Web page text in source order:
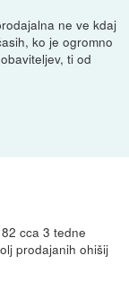
ne ve kdaj
ko je ogromno
ti od
cca 3 tedne
prodajanih ohišij